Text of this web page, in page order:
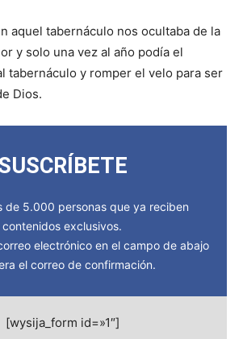
aquel tabernáculo nos ocultaba de la
y solo una vez al año podía el
tabernáculo y romper el velo para ser
Dios.
de 5.000 personas que ya reciben
contenidos exclusivos.
electrónico en el campo de abajo
el correo de confirmación.
[wysija_form id=»1″]